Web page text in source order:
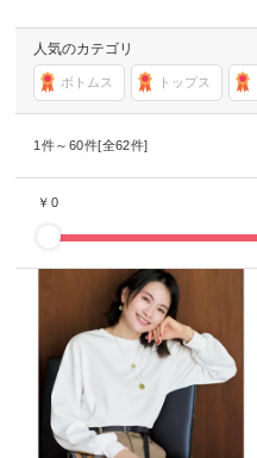
人気のカテゴリ
ボトムス トップス
1件～60件[全62件]
￥ 0